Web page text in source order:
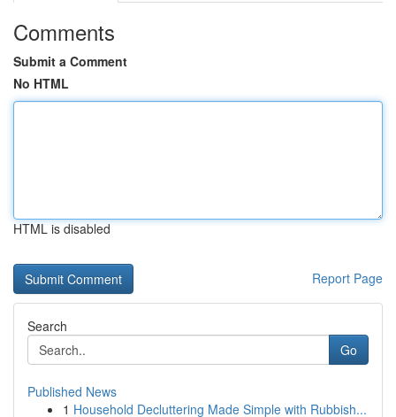
Comments
Submit a Comment
No HTML
HTML is disabled
Report Page
Search
Go
Published News
1 Household Decluttering Made Simple with Rubbish...